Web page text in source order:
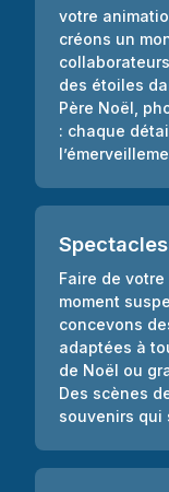
votre
créons un
des étoiles
Père Noël,
: chaque
Faire de
moment
concevons
adaptées à
de Noël ou
Des scènes
souvenirs qui